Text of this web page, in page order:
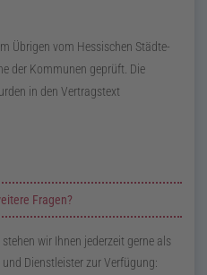
Übrigen vom Hessischen Städte-
der Kommunen geprüft. Die
in den Vertragstext
Fragen?
wir Ihnen jederzeit gerne als
Dienstleister zur Verfügung: